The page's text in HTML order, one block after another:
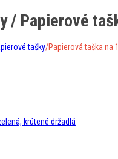
/ Papierové
tašky/Papierová taška na